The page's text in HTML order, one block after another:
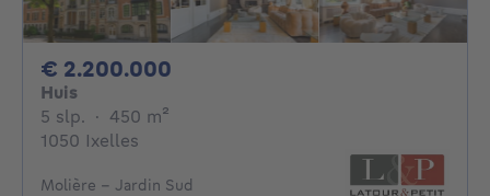
€ 2.200.000
Huis
5 slp. 5 slaapkamers
· 450 m²
1050 Ixelles
Molière - Jardin Sud